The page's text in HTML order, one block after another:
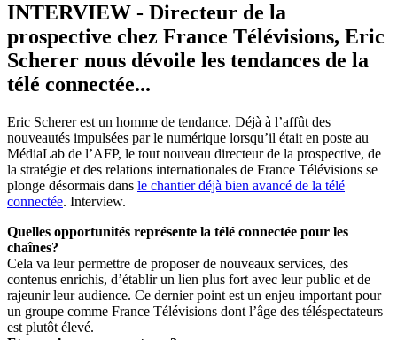
INTERVIEW - Directeur de la
prospective chez France Télévisions, Eric
Scherer nous dévoile les tendances de la
télé connectée...
Eric Scherer est un homme de tendance. Déjà à l’affût des
nouveautés impulsées par le numérique lorsqu’il était en poste au
MédiaLab de l’AFP, le tout nouveau directeur de la prospective, de
la stratégie et des relations internationales de France Télévisions se
plonge désormais dans le chantier déjà bien avancé de la télé
connectée. Interview.
Quelles opportunités représente la télé connectée pour les
chaînes?
Cela va leur permettre de proposer de nouveaux services, des
contenus enrichis, d’établir un lien plus fort avec leur public et de
rajeunir leur audience. Ce dernier point est un enjeu important pour
un groupe comme France Télévisions dont l’âge des téléspectateurs
est plutôt élevé.